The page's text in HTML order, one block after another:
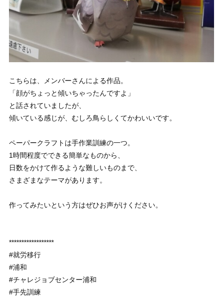
こちらは、メンバーさんによる作品。
「顔がちょっと傾いちゃったんですよ」
と話されていましたが、
傾いている感じが、むしろ鳥らしくてかわいいです。
ペーパークラフトは手作業訓練の一つ。
1時間程度でできる簡単なものから、
日数をかけて作るような難しいものまで、
さまざまなテーマがあります。
作ってみたいという方はぜひお声がけください。
******************
#就労移行
#浦和
#チャレジョブセンター浦和
#手先訓練